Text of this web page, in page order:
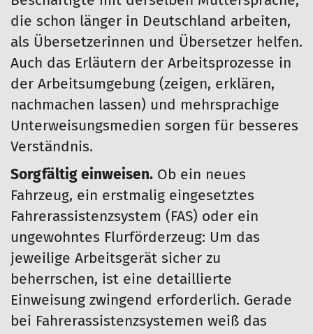
die schon länger in Deutschland arbeiten,
als Übersetzerinnen und Übersetzer helfen.
Auch das Erläutern der Arbeitsprozesse in
der Arbeitsumgebung (zeigen, erklären,
nachmachen lassen) und mehrsprachige
Unterweisungsmedien sorgen für besseres
Verständnis.
Sorgfältig einweisen. Ob ein neues
Fahrzeug, ein erstmalig eingesetztes
Fahrerassistenzsystem (FAS) oder ein
ungewohntes Flurförderzeug: Um das
jeweilige Arbeitsgerät sicher zu
beherrschen, ist eine detaillierte
Einweisung zwingend erforderlich. Gerade
bei Fahrerassistenzsystemen weiß das